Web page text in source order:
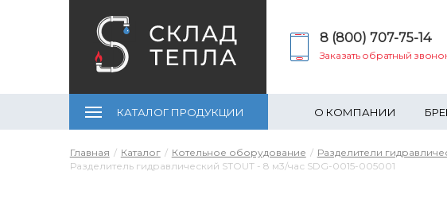
8 (800) 707-75-14
Заказать обратный
КАТАЛОГ ПРОДУКЦИИ О КОМПАНИИ
Главная Каталог Котельное оборудование
Разделители
Разделитель гидравлический STOUT - 8 м3/час SDG-0015-005001